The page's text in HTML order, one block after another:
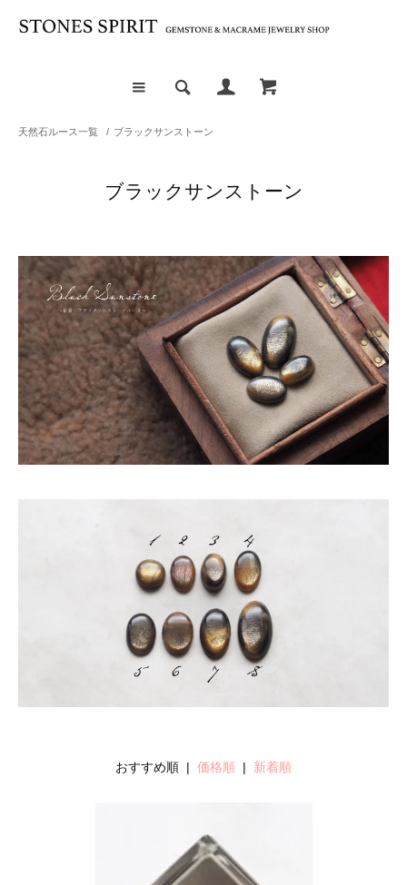
天然石ルース一覧 / ブラックサンストーン
ブラックサンストーン
おすすめ順 | 価格順 | 新着順